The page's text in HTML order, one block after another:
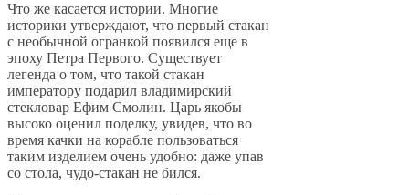
Что же касается истории. Многие
историки утверждают, что первый стакан
с необычной огранкой появился еще в
эпоху Петра Первого. Существует
легенда о том, что такой стакан
императору подарил владимирский
стекловар Ефим Смолин. Царь якобы
высоко оценил поделку, увидев, что во
время качки на корабле пользоваться
таким изделием очень удобно: даже упав
со стола, чудо-стакан не бился.